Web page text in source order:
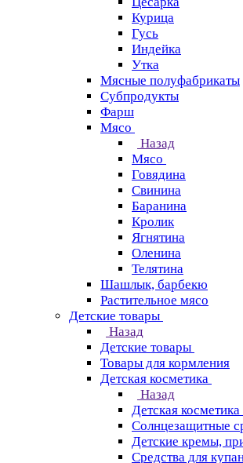
Курица
Гусь
Индейка
Утка
Мясные полуфабрикаты
Субпродукты
Фарш
Мясо
Назад
Мясо
Говядина
Свинина
Баранина
Кролик
Ягнятина
Оленина
Телятина
Шашлык, барбекю
Растительное мясо
Детские товары
Назад
Детские товары
Товары для кормления
Детская косметика
Назад
Детская косметика
Солнцезащитные
Детские кремы,
Средства для